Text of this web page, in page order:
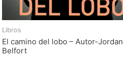
Libros
El camino del lobo – Autor-Jordan
Belfort